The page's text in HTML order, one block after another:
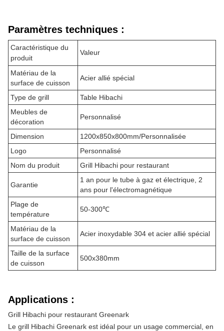
Paramètres techniques :
Caractéristique du
produit
Valeur
Matériau de la
surface de cuisson
Acier allié spécial
Type de grill
Table Hibachi
Meubles de
décoration
Personnalisé
Dimension
1200x850x800mm/Personnalisée
Logo
Personnalisé
Nom du produit
Grill Hibachi pour restaurant
Garantie
1 an pour le tube à gaz et électrique, 2
ans pour l'électromagnétique
Plage de
température
50-300℃
Matériau de la
surface de cuisson
Acier inoxydable 304 et acier allié spécial
Taille de la surface
de cuisson
500x380mm
Applications :
Grill Hibachi pour restaurant Greenark
Le grill Hibachi Greenark est idéal pour un usage commercial, en